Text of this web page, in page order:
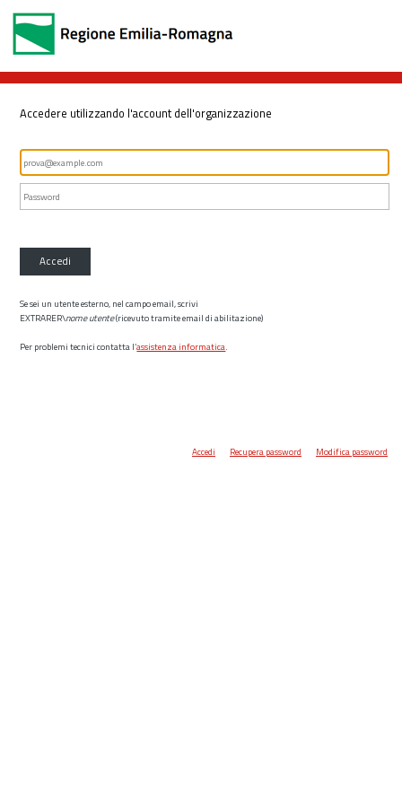
Accedere utilizzando l'account dell'organizzazione
Accedi
Se sei un utente esterno, nel campo email, scrivi
EXTRARER\nome utente(ricevuto tramite email di abilitazione)
Per problemi tecnici contatta l’assistenza informatica.
Accedi Recupera password Modifica password